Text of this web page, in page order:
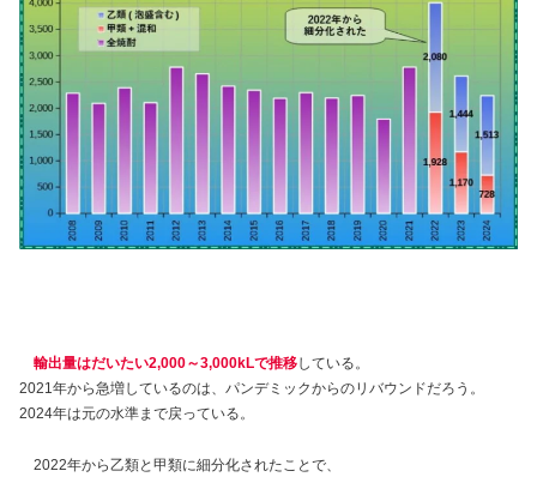
輸出量はだいたい2,000～3,000kLで推移している。
2021年から急増しているのは、パンデミックからのリバウンドだろう。
2024年は元の水準まで戻っている。
2022年から乙類と甲類に細分化されたことで、